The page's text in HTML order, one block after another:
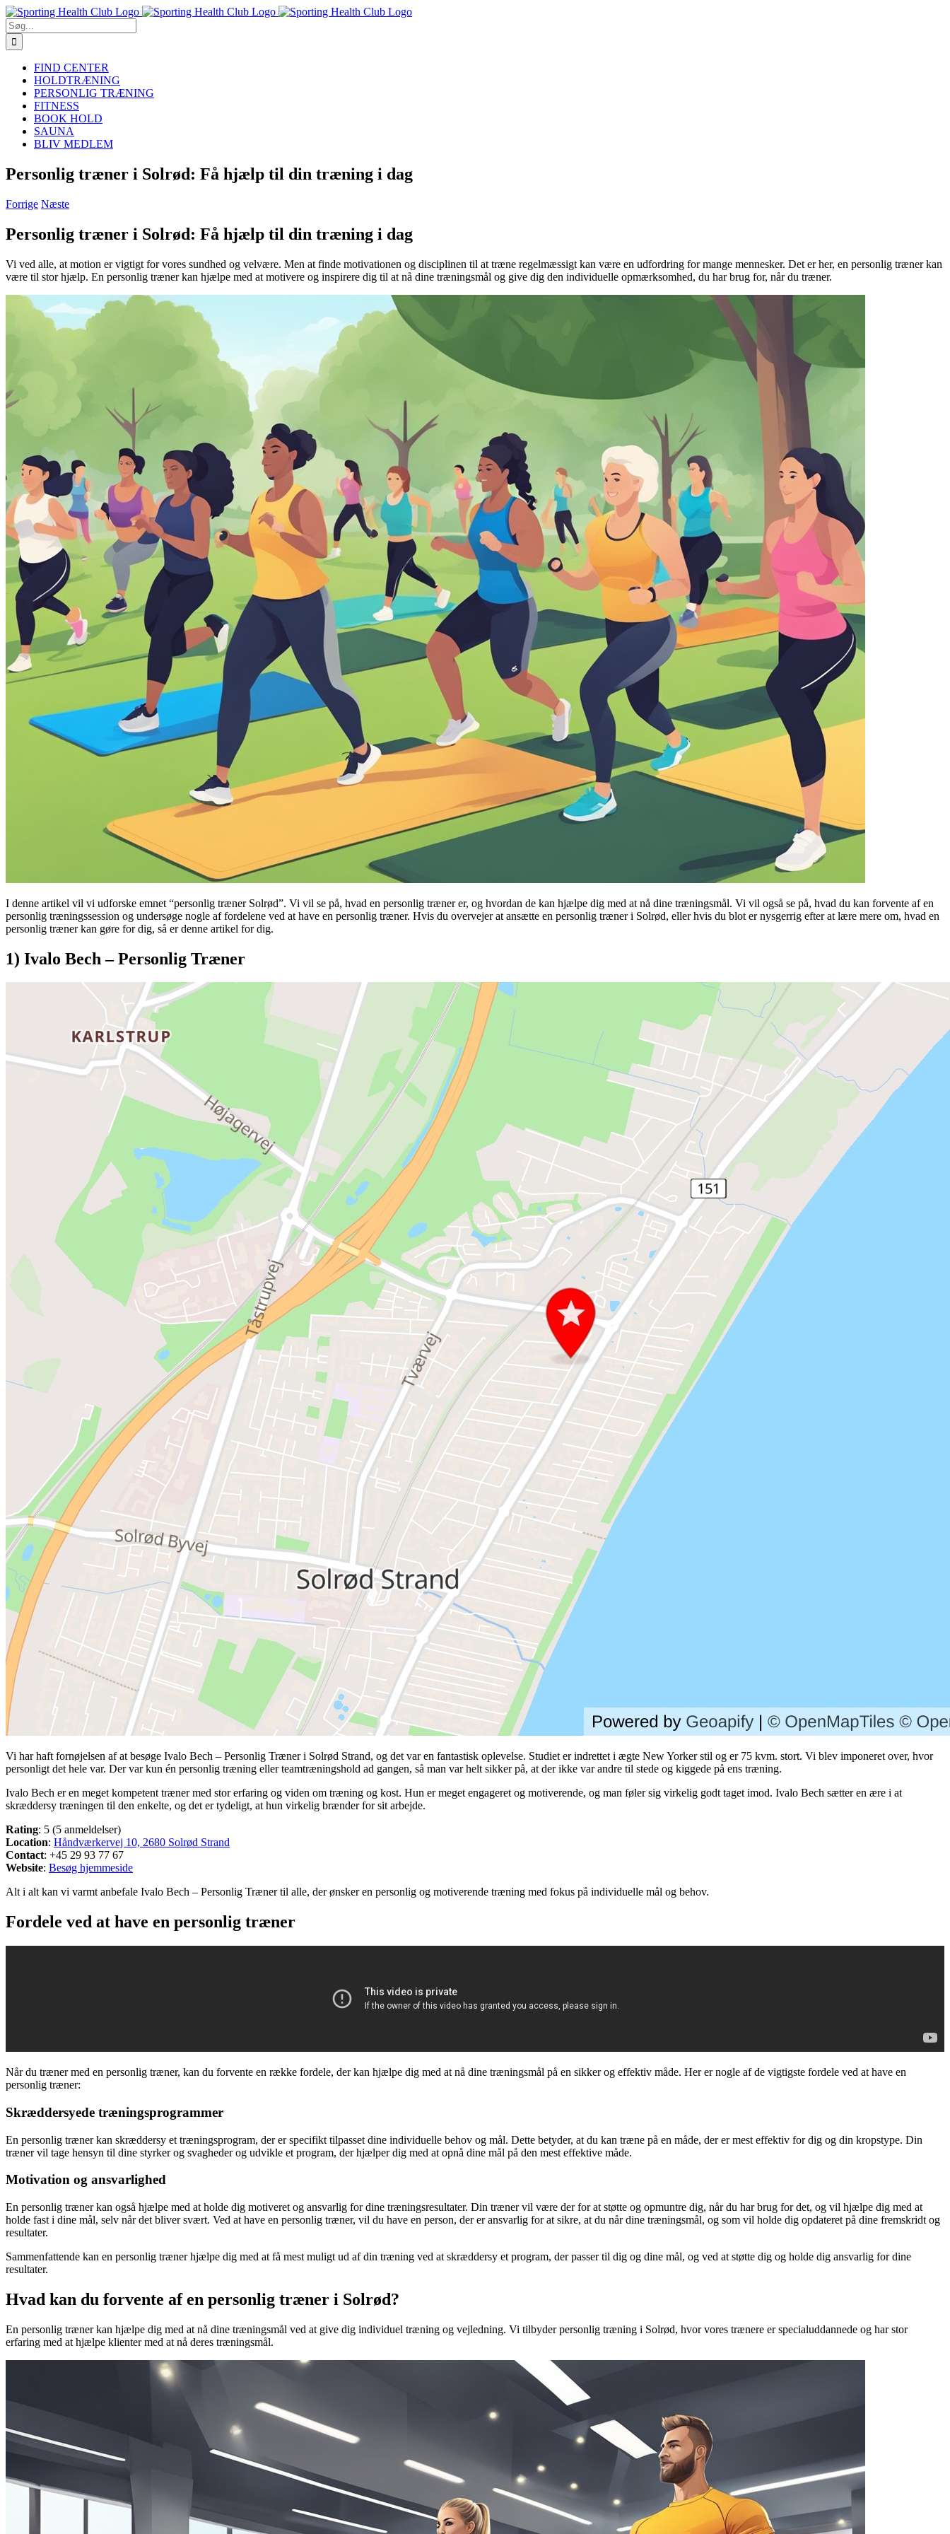
Skip
to
content
Søg
efter:
FIND CENTER
HOLDTRÆNING
PERSONLIG TRÆNING
FITNESS
BOOK HOLD
SAUNA
BLIV MEDLEM
Personlig træner i Solrød: Få hjælp til din træning i dag
Forrige Næste
Personlig træner i Solrød: Få hjælp til din træning i dag
Vi ved alle, at motion er vigtigt for vores sundhed og velvære. Men at finde motivationen og disciplinen til at træne regelmæssigt kan være en udfordring for mange mennesker. Det er her, en personlig træner kan
være til stor hjælp. En personlig træner kan hjælpe med at motivere og inspirere dig til at nå dine træningsmål og give dig den individuelle opmærksomhed, du har brug for, når du træner.
I denne artikel vil vi udforske emnet “personlig træner Solrød”. Vi vil se på, hvad en personlig træner er, og hvordan de kan hjælpe dig med at nå dine træningsmål. Vi vil også se på, hvad du kan forvente af en
personlig træningssession og undersøge nogle af fordelene ved at have en personlig træner. Hvis du overvejer at ansætte en personlig træner i Solrød, eller hvis du blot er nysgerrig efter at lære mere om, hvad en
personlig træner kan gøre for dig, så er denne artikel for dig.
1) Ivalo Bech – Personlig Træner
Vi har haft fornøjelsen af at besøge Ivalo Bech – Personlig Træner i Solrød Strand, og det var en fantastisk oplevelse. Studiet er indrettet i ægte New Yorker stil og er 75 kvm. stort. Vi blev imponeret over, hvor
personligt det hele var. Der var kun én personlig træning eller teamtræningshold ad gangen, så man var helt sikker på, at der ikke var andre til stede og kiggede på ens træning.
Ivalo Bech er en meget kompetent træner med stor erfaring og viden om træning og kost. Hun er meget engageret og motiverende, og man føler sig virkelig godt taget imod. Ivalo Bech sætter en ære i at
skræddersy træningen til den enkelte, og det er tydeligt, at hun virkelig brænder for sit arbejde.
Rating: 5 (5 anmeldelser)
Location: Håndværkervej 10, 2680 Solrød Strand
Contact: +45 29 93 77 67
Website: Besøg hjemmeside
Alt i alt kan vi varmt anbefale Ivalo Bech – Personlig Træner til alle, der ønsker en personlig og motiverende træning med fokus på individuelle mål og behov.
Fordele ved at have en personlig træner
Når du træner med en personlig træner, kan du forvente en række fordele, der kan hjælpe dig med at nå dine træningsmål på en sikker og effektiv måde. Her er nogle af de vigtigste fordele ved at have en
personlig træner:
Skræddersyede træningsprogrammer
En personlig træner kan skræddersy et træningsprogram, der er specifikt tilpasset dine individuelle behov og mål. Dette betyder, at du kan træne på en måde, der er mest effektiv for dig og din kropstype. Din
træner vil tage hensyn til dine styrker og svagheder og udvikle et program, der hjælper dig med at opnå dine mål på den mest effektive måde.
Motivation og ansvarlighed
En personlig træner kan også hjælpe med at holde dig motiveret og ansvarlig for dine træningsresultater. Din træner vil være der for at støtte og opmuntre dig, når du har brug for det, og vil hjælpe dig med at
holde fast i dine mål, selv når det bliver svært. Ved at have en personlig træner, vil du have en person, der er ansvarlig for at sikre, at du når dine træningsmål, og som vil holde dig opdateret på dine fremskridt og
resultater.
Sammenfattende kan en personlig træner hjælpe dig med at få mest muligt ud af din træning ved at skræddersy et program, der passer til dig og dine mål, og ved at støtte dig og holde dig ansvarlig for dine
resultater.
Hvad kan du forvente af en personlig træner i Solrød?
En personlig træner kan hjælpe dig med at nå dine træningsmål ved at give dig individuel træning og vejledning. Vi tilbyder personlig træning i Solrød, hvor vores trænere er specialuddannede og har stor
erfaring med at hjælpe klienter med at nå deres træningsmål.